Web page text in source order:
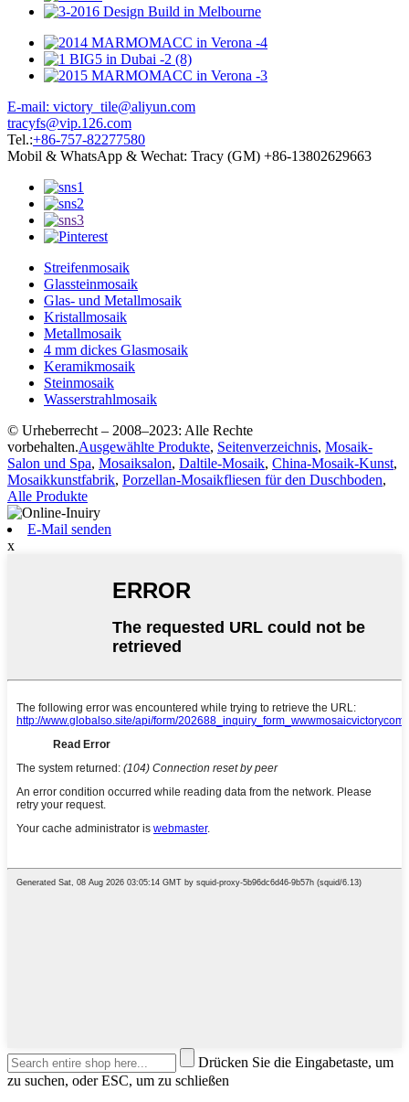
E-mail: victory_tile@aliyun.com
tracyfs@vip.126.com
Tel.:+86-757-82277580
Mobil & WhatsApp & Wechat: Tracy (GM) +86-13802629663
Streifenmosaik
Glassteinmosaik
Glas- und Metallmosaik
Kristallmosaik
Metallmosaik
4 mm dickes Glasmosaik
Keramikmosaik
Steinmosaik
Wasserstrahlmosaik
© Urheberrecht – 2008–2023: Alle Rechte
vorbehalten.Ausgewählte Produkte, Seitenverzeichnis, Mosaik-
Salon und Spa, Mosaiksalon, Daltile-Mosaik, China-Mosaik-Kunst,
Mosaikkunstfabrik, Porzellan-Mosaikfliesen für den Duschboden,
Alle Produkte
E-Mail senden
x
Drücken Sie die Eingabetaste, um
zu suchen, oder ESC, um zu schließen